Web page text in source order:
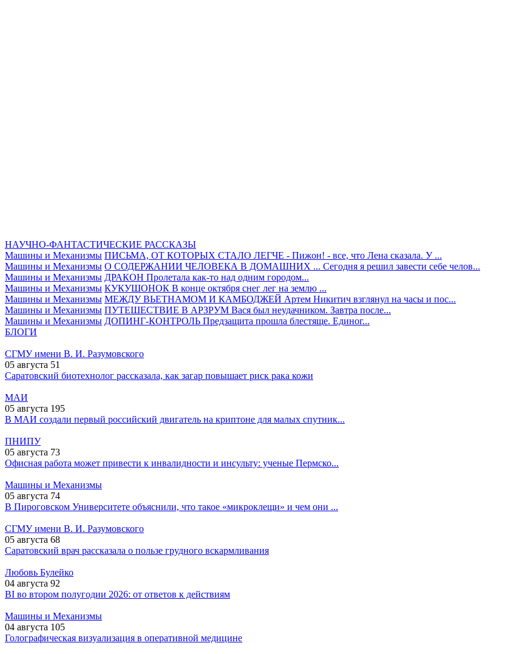
НАУЧНО-ФАНТАСТИЧЕСКИЕ РАССКАЗЫ
Машины и Механизмы ПИСЬМА, ОТ КОТОРЫХ СТАЛО ЛЕГЧЕ - Пижон! - все, что Лена сказала. У ...
Машины и Механизмы О СОДЕРЖАНИИ ЧЕЛОВЕКА В ДОМАШНИХ ... Сегодня я решил завести себе челов...
Машины и Механизмы ДРАКОН Пролетала как-то над одним городом...
Машины и Механизмы КУКУШОНОК В конце октября снег лег на землю ...
Машины и Механизмы МЕЖДУ ВЬЕТНАМОМ И КАМБОДЖЕЙ Артем Никитич взглянул на часы и пос...
Машины и Механизмы ПУТЕШЕСТВИЕ В АРЗРУМ Вася был неудачником. Завтра после...
Машины и Механизмы ДОПИНГ-КОНТРОЛЬ Предзащита прошла блестяще. Единог...
БЛОГИ
СГМУ имени В. И. Разумовского
05 августа 51
Саратовский биотехнолог рассказала, как загар повышает риск рака кожи
МАИ
05 августа 195
В МАИ создали первый российский двигатель на криптоне для малых спутник...
ПНИПУ
05 августа 73
Офисная работа может привести к инвалидности и инсульту: ученые Пермско...
Машины и Механизмы
05 августа 74
В Пироговском Университете объяснили, что такое «микроклещи» и чем они ...
СГМУ имени В. И. Разумовского
05 августа 68
Саратовский врач рассказала о пользе грудного вскармливания
Любовь Булейко
04 августа 92
BI во втором полугодии 2026: от ответов к действиям
Машины и Механизмы
04 августа 105
Голографическая визуализация в оперативной медицине